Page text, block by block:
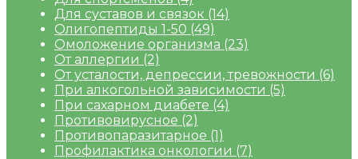
Для суставов и связок (14)
Олигопептиды 1-50 (49)
Омоложение организма (23)
От аллергии (2)
От усталости, депрессии, тревожности (6)
При алкогольной зависимости (5)
При сахарном диабете (4)
Противовирусное (2)
Противопаразитарное (1)
Профилактика онкологии (7)